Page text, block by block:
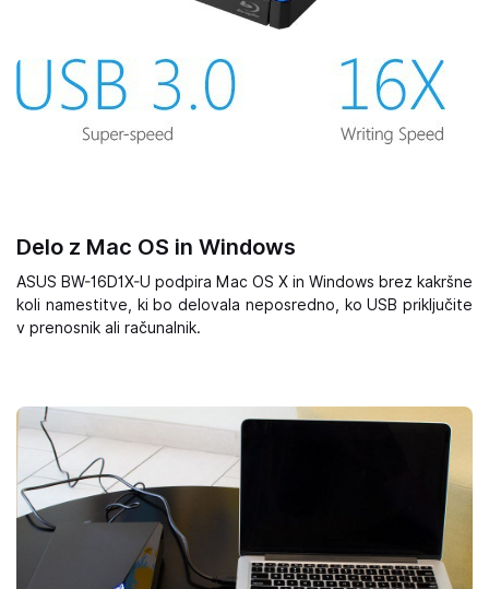
Delo z Mac OS in Windows
ASUS BW-16D1X-U podpira Mac OS X in Windows brez kakršne
koli namestitve, ki bo delovala neposredno, ko USB priključite
v prenosnik ali računalnik.